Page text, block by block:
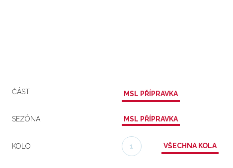
ČÁST MSL PŘÍPRAVKA
SEZÓNA MSL PŘÍPRAVKA
KOLO 1 VŠECHNA KOLA